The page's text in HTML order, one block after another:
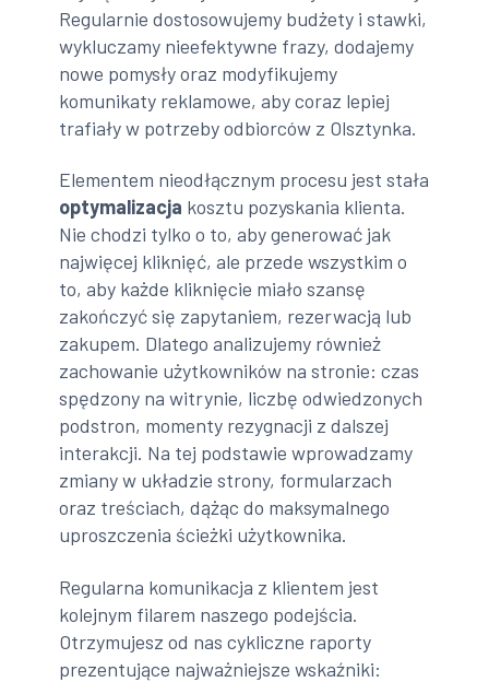
Regularnie dostosowujemy budżety i stawki,
wykluczamy nieefektywne frazy, dodajemy
nowe pomysły oraz modyfikujemy
komunikaty reklamowe, aby coraz lepiej
trafiały w potrzeby odbiorców z Olsztynka.
Elementem nieodłącznym procesu jest stała
optymalizacja kosztu pozyskania klienta.
Nie chodzi tylko o to, aby generować jak
najwięcej kliknięć, ale przede wszystkim o
to, aby każde kliknięcie miało szansę
zakończyć się zapytaniem, rezerwacją lub
zakupem. Dlatego analizujemy również
zachowanie użytkowników na stronie: czas
spędzony na witrynie, liczbę odwiedzonych
podstron, momenty rezygnacji z dalszej
interakcji. Na tej podstawie wprowadzamy
zmiany w układzie strony, formularzach
oraz treściach, dążąc do maksymalnego
uproszczenia ścieżki użytkownika.
Regularna komunikacja z klientem jest
kolejnym filarem naszego podejścia.
Otrzymujesz od nas cykliczne raporty
prezentujące najważniejsze wskaźniki: